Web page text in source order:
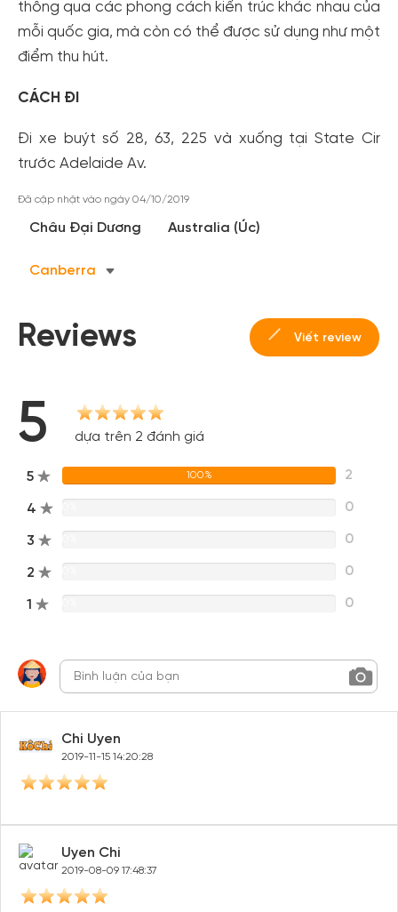
thông qua các phong cách kiến trúc khác nhau của
mỗi quốc gia, mà còn có thể được sử dụng như một
điểm thu hút.
CÁCH ĐI
Đi xe buýt số 28, 63, 225 và xuống tại State Cir
trước Adelaide Av.
Đã cập nhật vào ngày 04/10/2019
Châu Đại Dương Australia (Úc)
Canberra
Reviews Viết review
5 dựa trên 2 đánh giá
5 100% 2
4 0
3 0
2 0
1 0
Chi Uyen
2019-11-15 14:20:28
Uyen Chi
2019-08-09 17:48:37
đãi!
Tạo tài khoản để có thểnhận ngay các ưu đãi
Hoặc đăng nhập bằng
Đăng nhập Google